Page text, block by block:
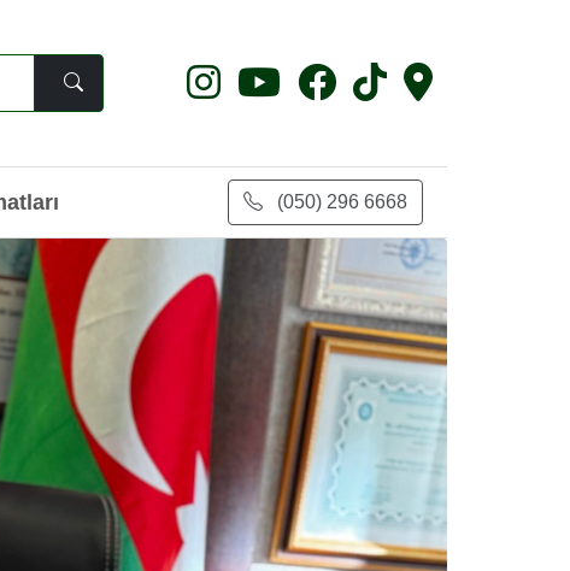
(050) 296 6668